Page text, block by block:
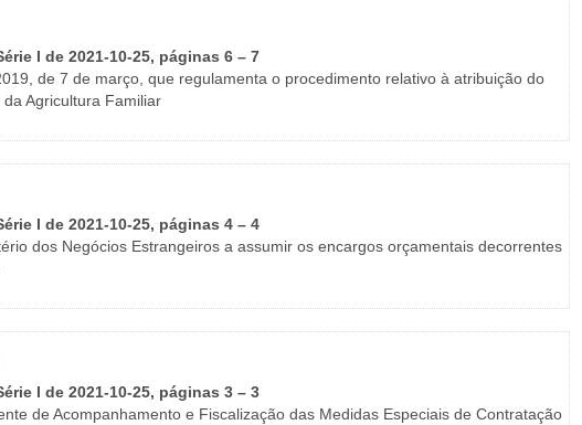
I de 2021-10-25, páginas 6 – 7
de 7 de março, que regulamenta o procedimento relativo à atribuição do
Agricultura Familiar
I de 2021-10-25, páginas 4 – 4
dos Negócios Estrangeiros a assumir os encargos orçamentais decorrentes
I de 2021-10-25, páginas 3 – 3
de Acompanhamento e Fiscalização das Medidas Especiais de Contratação